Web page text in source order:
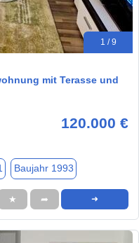
1 / 9
mit Terasse und
120.000 €
Baujahr 1993
★ ➦ ➜